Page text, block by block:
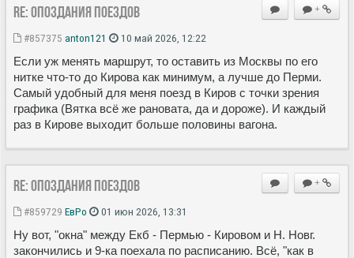
+
Re: Опоздания поездов
#857375 anton121 10 май 2026, 12:22
Если уж менять маршрут, то оставить из Москвы по его
нитке что-то до Кирова как минимум, а лучше до Перми.
Самый удобный для меня поезд в Киров с точки зрения
графика (Вятка всё же рановата, да и дороже). И каждый
раз в Кирове выходит больше половины вагона.
+
Re: Опоздания поездов
#859729 ЕвРо 01 июн 2026, 13:31
Ну вот, "окна" между Екб - Пермью - Кировом и Н. Новг.
закончились и 9-ка поехала по расписанию. Всё, "как в